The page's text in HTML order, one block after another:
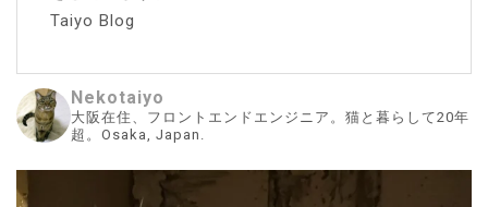
Taiyo Blog
Nekotaiyo
大阪在住、フロントエンドエンジニア。猫と暮らして20年
超。Osaka, Japan.